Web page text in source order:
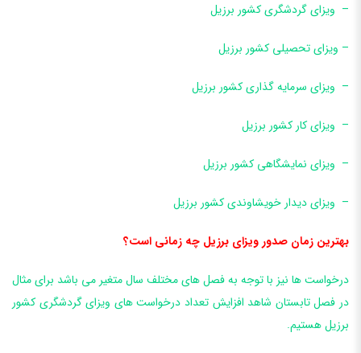
– ویزای گردشگری کشور برزیل
– ویزای تحصیلی کشور برزیل
– ویزای سرمایه گذاری کشور برزیل
– ویزای کار کشور برزیل
– ویزای نمایشگاهی کشور برزیل
– ویزای دیدار خویشاوندی کشور برزیل
بهترین زمان صدور ویزای برزیل چه زمانی است؟
درخواست ها نیز با توجه به فصل های مختلف سال متغیر می باشد برای مثال
در فصل تابستان شاهد افزایش تعداد درخواست های ویزای گردشگری کشور
برزیل هستیم.